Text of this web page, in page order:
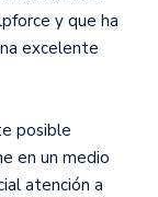
y que ha
excelente
posible
en un medio
atención a